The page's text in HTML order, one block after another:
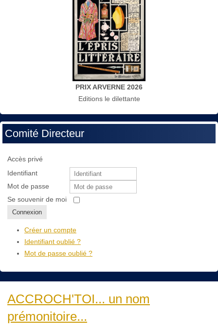
PRIX ARVERNE 2026
Editions le dilettante
Comité Directeur
Accès privé
Identifiant
Mot de passe
Se souvenir de moi
Connexion
Créer un compte
Identifiant oublié ?
Mot de passe oublié ?
ACCROCH'TOI... un nom
prémonitoire...